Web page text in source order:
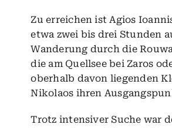
Zu erreichen ist Agios
etwa zwei bis drei Stunden
Wanderung durch die
die am Quellsee bei Zaros
oberhalb davon liegenden
Nikolaos ihren
Trotz intensiver Suche war